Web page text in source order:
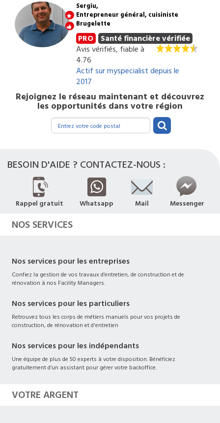
Sergiu,
Entrepreneur général, cuisiniste
Brugelette
PRO
Santé financière vérifiée
Avis vérifiés, fiable à
4.76
Actif sur myspecialist depuis le
2017
Rejoignez le réseau maintenant et découvrez
les opportunités dans votre région
BESOIN D'AIDE ? CONTACTEZ-NOUS :
Rappel gratuit Whatsapp Mail Messenger
NOS SERVICES
Nos services pour les entreprises
Confiez la gestion de vos travaux d’entretien, de construction et de
rénovation à nos Facility Managers.
Nos services pour les particuliers
Retrouvez tous les corps de métiers manuels pour vos projets de
construction, de rénovation et d'entretien
Nos services pour les indépendants
Une équipe de plus de 50 experts à votre disposition. Bénéficiez
gratuitement d’un assistant pour gérer votre backoffice.
VOTRE ARGENT